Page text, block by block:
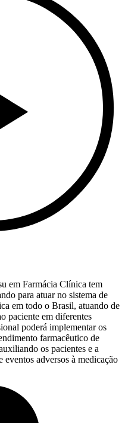
em Farmácia Clínica tem
para atuar no sistema de
em todo o Brasil, atuando de
paciente em diferentes
poderá implementar os
farmacêutico de
os pacientes e a
adversos à medicação